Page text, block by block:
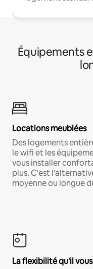
Équipements
Locations meublées
Des logements
le wifi et les
vous installer
plus. C'est
moyenne ou longue
La flexibilité qu'il